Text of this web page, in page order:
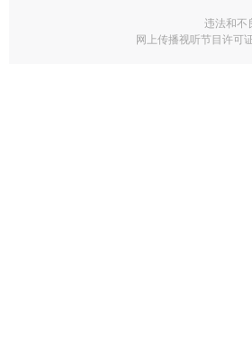
违法和不
网上传播视听节目许可